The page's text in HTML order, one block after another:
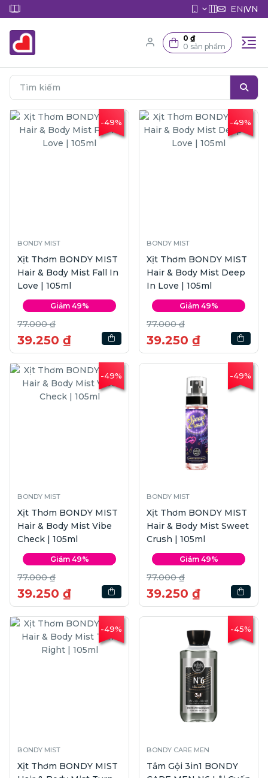
EN|VN
0 ₫
0 sản phẩm
-49%
BONDY MIST
Xịt Thơm BONDY MIST
Hair & Body Mist Fall In
Love | 105ml
Giảm 49%
77.000 ₫
39.250 ₫
-49%
BONDY MIST
Xịt Thơm BONDY MIST
Hair & Body Mist Deep
In Love | 105ml
Giảm 49%
77.000 ₫
39.250 ₫
-49%
BONDY MIST
Xịt Thơm BONDY MIST
Hair & Body Mist Vibe
Check | 105ml
Giảm 49%
77.000 ₫
39.250 ₫
-49%
BONDY MIST
Xịt Thơm BONDY MIST
Hair & Body Mist Sweet
Crush | 105ml
Giảm 49%
77.000 ₫
39.250 ₫
-49%
BONDY MIST
Xịt Thơm BONDY MIST
-45%
BONDY CARE MEN
Tắm Gội 3in1 BONDY